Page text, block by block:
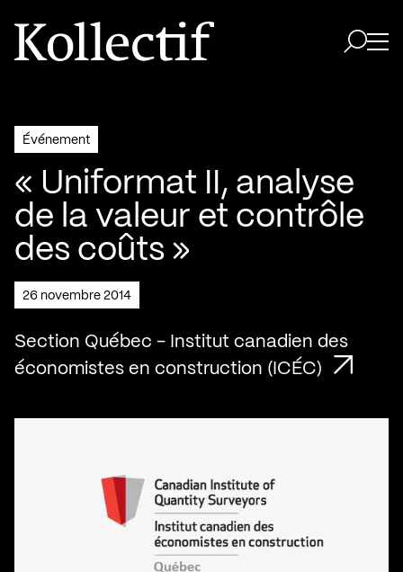
Aller à la page d'accueil
Logo Kollectif
Événement
« Uniformat II, analyse
de la valeur et contrôle
des coûts »
26 novembre 2014
Section Québec - Institut canadien des
économistes en construction (ICÉC)